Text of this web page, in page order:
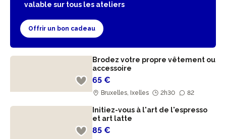
valable sur tous les ateliers
Offrir un bon cadeau
Brodez votre propre vêtement ou
accessoire
65 €
Bruxelles, Ixelles 2h30 82
Initiez-vous à l'art de l'espresso
et art latte
85 €